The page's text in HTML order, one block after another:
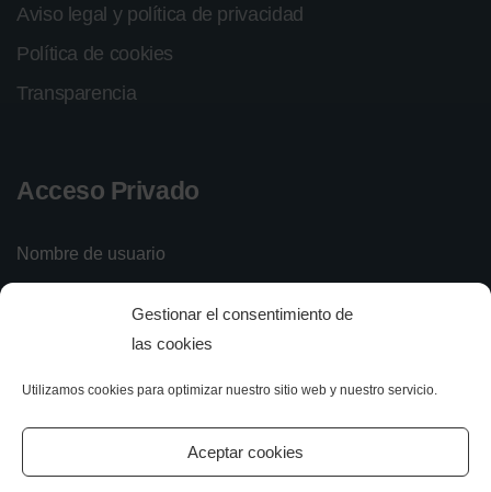
Gestionar el consentimiento de
las cookies
Utilizamos cookies para optimizar nuestro sitio web y nuestro servicio.
Aceptar cookies
Aviso legal y política de privacidad
Política de cookies
Transparencia
Acceso Privado
Nombre de usuario
Olvidé mi contraseña